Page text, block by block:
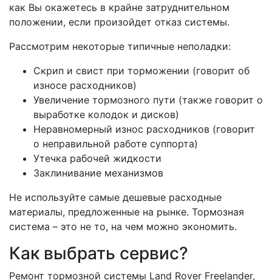
как Вы окажетесь в крайне затруднительном
положении, если произойдет отказ системы.
Рассмотрим некоторые типичные неполадки:
Скрип и свист при торможении (говорит об
износе расходников)
Увеличение тормозного пути (также говорит о
выработке колодок и дисков)
Неравномерный износ расходников (говорит
о неправильной работе суппорта)
Утечка рабочей жидкости
Заклинивание механизмов
Не используйте самые дешевые расходные
материалы, предложенные на рынке. Тормозная
система – это не то, на чем можно экономить.
Как выбрать сервис?
Ремонт тормозной системы Land Rover Freelander,